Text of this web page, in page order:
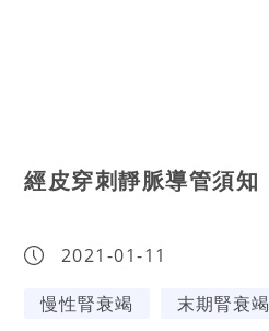
經皮穿刺靜脈導管須知
2021-01-11
慢性腎衰竭
末期腎衰竭